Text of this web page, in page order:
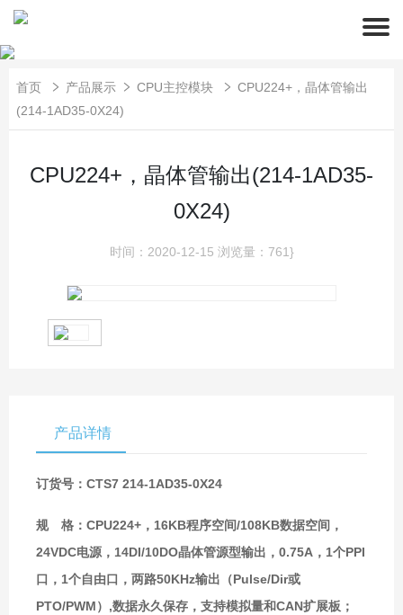
首页 产品展示 CPU主控模块
CPU224+，晶体管输出
(214-1AD35-0X24)
CPU224+，晶体管输出(214-1AD35-
0X24)
时间：2020-12-15 浏览量：761}
产品详情
订货号：CTS7 214-1AD35-0X24
规 格：CPU224+，16KB程序空间/108KB数据空间，
24VDC电源，14DI/10DO晶体管源型输出，0.75A，1个PPI
口，1个自由口，两路50KHz输出（Pulse/Dir或
PTO/PWM）,数据永久保存，支持模拟量和CAN扩展板；